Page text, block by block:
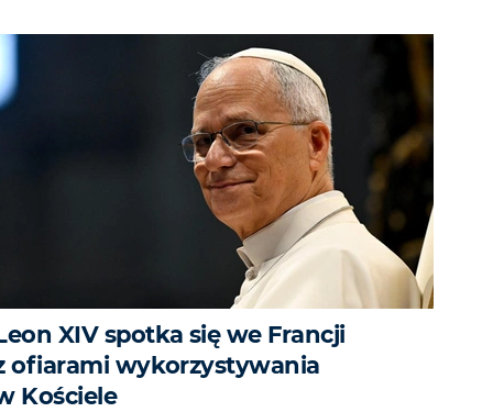
XIV spotka się we Francji
ofiarami wykorzystywania
Kościele